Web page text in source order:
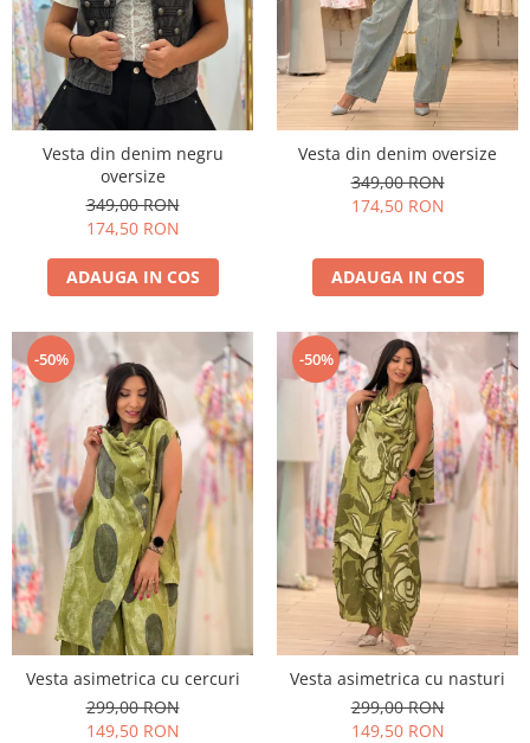
Costume de baie
Vesta din denim negru
oversize
349,00 RON
174,50 RON
ADAUGA IN COS
Vesta din denim oversize
349,00 RON
174,50 RON
ADAUGA IN COS
-50%
Vesta asimetrica cu cercuri
299,00 RON
149,50 RON
-50%
Vesta asimetrica cu nasturi
299,00 RON
149,50 RON